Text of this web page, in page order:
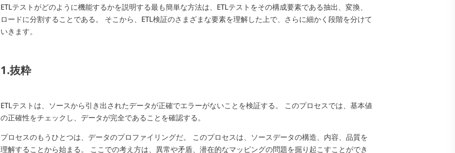
ETLテストがどのように機能するかを説明する最も簡単な方法は、ETLテストをその構成要素である抽出、変換、
ロードに分割することである。 そこから、ETL検証のさまざまな要素を理解した上で、さらに細かく段階を分けて
いきます。
1.抜粋
ETLテストは、ソースから引き出されたデータが正確でエラーがないことを検証する。 このプロセスでは、基本値
の正確性をチェックし、データが完全であることを確認する。
プロセスのもうひとつは、データのプロファイリングだ。 このプロセスは、ソースデータの構造、内容、品質を
理解することから始まる。 ここでの考え方は、異常や矛盾、潜在的なマッピングの問題を掘り起こすことができ